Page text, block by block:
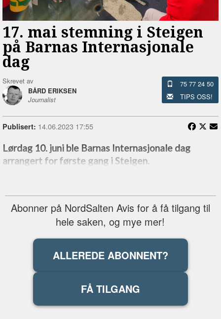
17. mai stemning i Steigen
på Barnas Internasjonale
dag
Skrevet av
BÅRD ERIKSEN
Journalist
75 77 24 50
TIPS OSS!
Publisert: 14.06.2023 17:55
Lørdag 10. juni ble Barnas Internasjonale dag
arrangert for første gang i Steigen.
Abonner på NordSalten Avis for å få tilgang til
hele saken, og mye mer!
ALLEREDE ABONNENT?
FÅ TILGANG